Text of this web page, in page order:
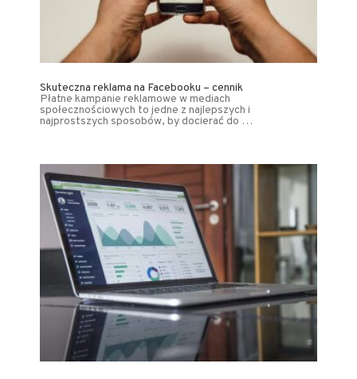
Skuteczna reklama na Facebooku – cennik
Płatne kampanie reklamowe w mediach
społecznościowych to jedne z najlepszych i
najprostszych sposobów, by docierać do …